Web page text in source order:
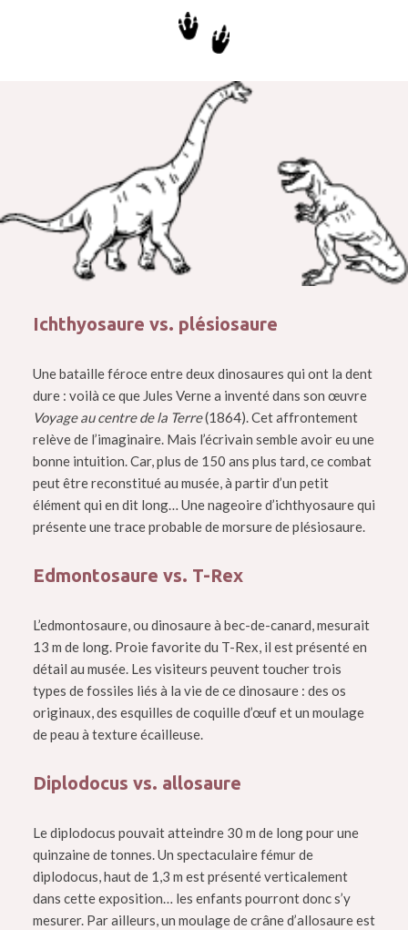
Ichthyosaure vs. plésiosaure
Une bataille féroce entre deux dinosaures qui ont la dent
dure : voilà ce que Jules Verne a inventé dans son œuvre
Voyage au centre de la Terre(1864). Cet affrontement
relève de l’imaginaire. Mais l’écrivain semble avoir eu une
bonne intuition. Car, plus de 150 ans plus tard, ce combat
peut être reconstitué au musée, à partir d’un petit
élément qui en dit long… Une nageoire d’ichthyosaure qui
présente une trace probable de morsure de plésiosaure.
Edmontosaure vs. T-Rex
L’edmontosaure, ou dinosaure à bec-de-canard, mesurait
13 m de long. Proie favorite du T-Rex, il est présenté en
détail au musée. Les visiteurs peuvent toucher trois
types de fossiles liés à la vie de ce dinosaure : des os
originaux, des esquilles de coquille d’œuf et un moulage
de peau à texture écailleuse.
Diplodocus vs. allosaure
Le diplodocus pouvait atteindre 30 m de long pour une
quinzaine de tonnes. Un spectaculaire fémur de
diplodocus, haut de 1,3 m est présenté verticalement
dans cette exposition… les enfants pourront donc s’y
mesurer. Par ailleurs, un moulage de crâne d’allosaure est